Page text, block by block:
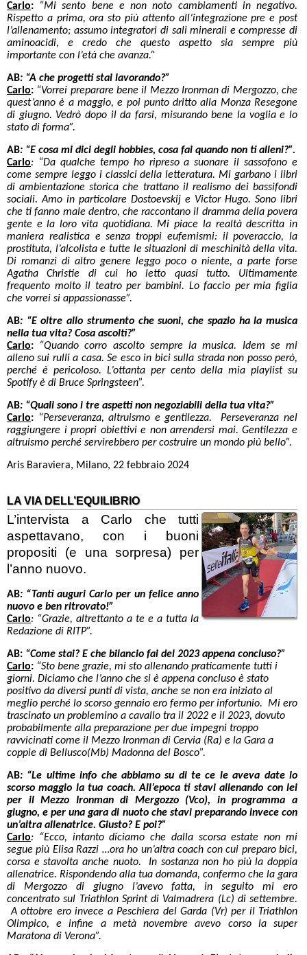
Carlo:
“Mi sento bene e non noto cambiamenti in negativo.
Rispetto a prima, ora sto più attento all’integrazione pre e post
l’allenamento; assumo integratori di sali minerali e compresse di
aminoacidi, e credo che questo aspetto sia sempre più
importante con l’età che avanza.”
AB: “A che progetti stai lavorando?”
Carlo: “Vorrei preparare bene il Mezzo Ironman di Mergozzo, che
quest’anno è a maggio, e poi punto dritto alla Monza Resegone
di giugno. Vedrò dopo il da farsi, misurando bene la voglia e lo
stato di forma”.
AB: “E cosa mi dici degli hobbies, cosa fai quando non ti alleni?”.
Carlo: “Da qualche tempo ho ripreso a suonare il sassofono e
come sempre leggo i classici della letteratura. Mi garbano i libri
di ambientazione storica che trattano il realismo dei bassifondi
sociali. Amo in particolare Dostoevskij e Victor Hugo. Sono libri
che ti fanno male dentro, che raccontano il dramma della povera
gente e la loro vita quotidiana. Mi piace la realtà descritta in
maniera realistica e senza troppi eufemismi: il poveraccio, la
prostituta, l’alcolista e tutte le situazioni di meschinità della vita.
Di romanzi di altro genere leggo poco o niente, a parte forse
Agatha Christie di cui ho letto quasi tutto. Ultimamente
frequento molto il teatro per bambini. Lo faccio per mia figlia
che vorrei si appassionasse”.
AB: “E oltre allo strumento che suoni, che spazio ha la musica
nella tua vita? Cosa ascolti?”
Carlo:
“Quando corro ascolto sempre la musica. Idem se mi
alleno sui rulli a casa. Se esco in bici sulla strada non posso però,
perché è pericoloso. L’ottanta per cento della mia playlist su
Spotify è di Bruce Springsteen”.
AB: “Quali sono i tre aspetti non negoziabili della tua vita?”
Carlo: “Perseveranza, altruismo e gentilezza. Perseveranza nel
raggiungere i propri obiettivi e non arrendersi mai. Gentilezza e
altruismo perché servirebbero per costruire un mondo più bello”.
Aris Baraviera, Milano, 22 febbraio 2024
LA VIA DELL’EQUILIBRIO
L’intervista a Carlo che tutti
aspettavano, con i buoni
propositi (e una sorpresa) per
l’anno nuovo.
AB: “Tanti auguri Carlo per un felice anno
nuovo e ben ritrovato!”
Carlo: “Grazie, altrettanto a te e a tutta la
Redazione di RITP”.
AB: “Come stai? E che bilancio fai del 2023 appena concluso?”
Carlo: “Sto bene grazie, mi sto allenando praticamente tutti i
giorni. Diciamo che l’anno che si è appena concluso è stato
positivo da diversi punti di vista, anche se non era iniziato al
meglio perché lo scorso gennaio ero fermo per infortunio. Mi ero
trascinato un problemino a cavallo tra il 2022 e il 2023, dovuto
probabilmente alla preparazione per due impegni troppo
ravvicinati come il Mezzo Ironman di Cervia (Ra) e la Gara a
coppie di Bellusco(Mb) Madonna del Bosco”.
AB: “Le ultime info che abbiamo su di te ce le aveva date lo
scorso maggio la tua coach. All’epoca ti stavi allenando con lei
per il Mezzo Ironman di Mergozzo (Vco), in programma a
giugno, e per una gara di nuoto che stavi preparando invece con
un’altra allenatrice. Giusto? E poi?”
Carlo: “Ecco, intanto diciamo che dalla scorsa estate non mi
segue più Elisa Razzi …ora ho un’altra coach con cui preparo bici,
corsa e stavolta anche nuoto. In sostanza non ho più la doppia
allenatrice. Rispondendo alla tua domanda, confermo che la gara
di Mergozzo di giugno l’avevo fatta, in seguito mi ero
concentrato sul Triathlon Sprint di Valmadrera (Lc) di settembre.
A ottobre ero invece a Peschiera del Garda (Vr) per il Triathlon
Olimpico, e infine a metà novembre avevo corso la super
Maratona di Verona”.